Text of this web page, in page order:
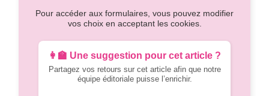
Pour accéder aux formulaires, vous pouvez modifier
vos choix en acceptant les cookies.
👩‍🏫 Une suggestion pour cet article ?
Partagez vos retours sur cet article afin que notre
équipe éditoriale puisse l’enrichir.